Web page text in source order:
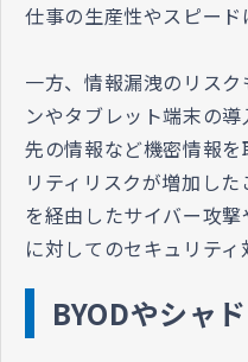
仕事の生産性やスピード
一方、情報漏洩のリス
ンやタブレット端末の
先の情報など機密情報
リティリスクが増加し
を経由したサイバー攻
に対してのセキュリティ
BYODやシャ